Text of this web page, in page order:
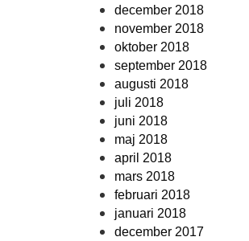
december 2018
november 2018
oktober 2018
september 2018
augusti 2018
juli 2018
juni 2018
maj 2018
april 2018
mars 2018
februari 2018
januari 2018
december 2017